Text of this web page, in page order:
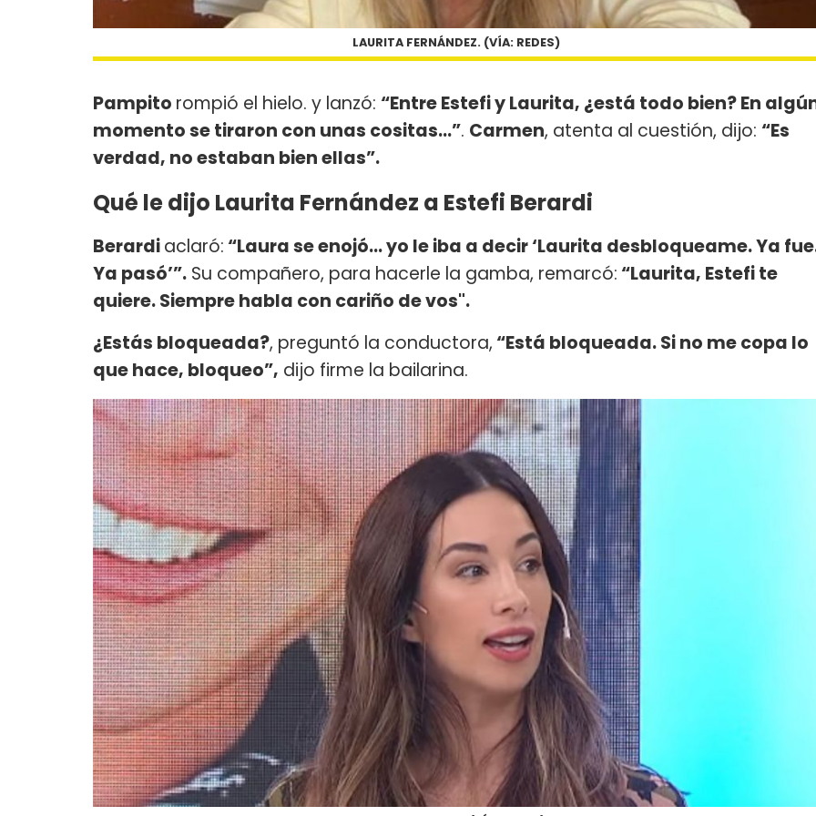
LAURITA FERNÁNDEZ. (VÍA: REDES)
Pampito rompió el hielo. y lanzó: “Entre Estefi y Laurita, ¿está todo bien? En
momento se tiraron con unas cositas…”. Carmen, atenta al cuestión, dijo: “Es
verdad, no estaban bien ellas”.
Qué le dijo Laurita Fernández a Estefi Berardi
Berardiaclaró: “Laura se enojó… yo le iba a decir ‘Laurita desbloqueame. Ya
Ya pasó’”. Su compañero, para hacerle la gamba, remarcó: “Laurita, Estefi te
quiere. Siempre habla con cariño de vos".
¿Estás bloqueada?, preguntó la conductora, “Está bloqueada. Si no me copa lo
que hace, bloqueo”, dijo firme la bailarina.